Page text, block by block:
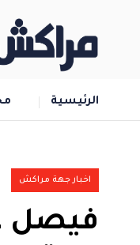
الرئيسية
اخبار جهة مراكش
فيصل